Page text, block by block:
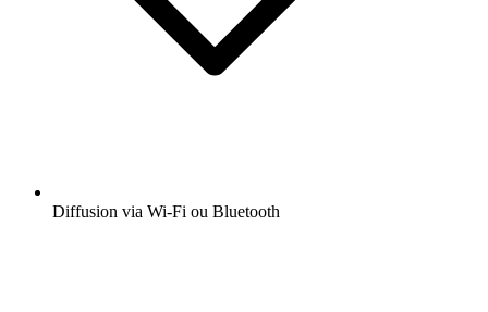
Diffusion via Wi-Fi ou Bluetooth